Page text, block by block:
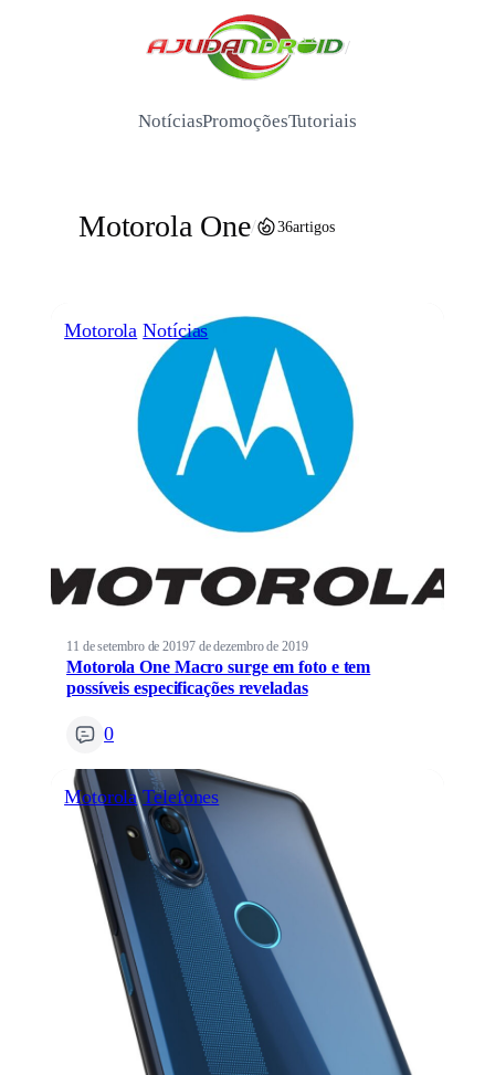
/
NotíciasPromoçõesTutoriais
Motorola One/ 36artigos
Motorola Notícias
11 de setembro de 20197 de dezembro de 2019
Motorola One Macro surge em foto e tem
possíveis especificações reveladas
0
Motorola Telefones